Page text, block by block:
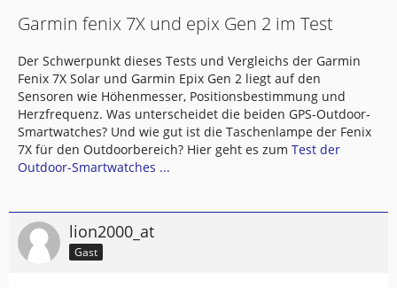
Garmin fenix 7X und epix Gen 2 im Test
Der Schwerpunkt dieses Tests und Vergleichs der Garmin
Fenix 7X Solar und Garmin Epix Gen 2 liegt auf den
Sensoren wie Höhenmesser, Positionsbestimmung und
Herzfrequenz. Was unterscheidet die beiden GPS-Outdoor-
Smartwatches? Und wie gut ist die Taschenlampe der Fenix
7X für den Outdoorbereich? Hier geht es zum Test der
Outdoor-Smartwatches ...
lion2000_at
Gast